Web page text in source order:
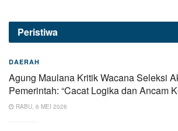
Peristiwa
DAERAH
Agung Maulana Kritik Wacana Seleksi
Pemerintah: “Cacat Logika dan Ancam
RABU, 6 MEI 2026